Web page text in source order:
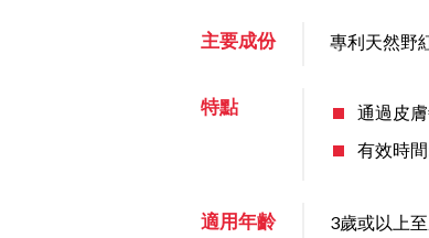
主要成份 專利天然野
特點
通過皮
有效時
適用年齡 3歲或以上